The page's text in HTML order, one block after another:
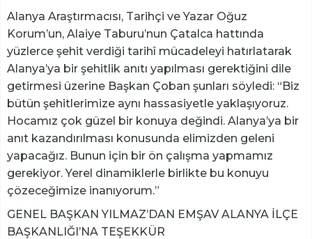
Alanya Araştırmacısı, Tarihçi ve Yazar Oğuz
Korum’un, Alaiye Taburu’nun Çatalca hattında
yüzlerce şehit verdiği tarihî mücadeleyi hatırlatarak
Alanya’ya bir şehitlik anıtı yapılması gerektiğini dile
getirmesi üzerine Başkan Çoban şunları söyledi: “Biz
bütün şehitlerimize aynı hassasiyetle yaklaşıyoruz.
Hocamız çok güzel bir konuya değindi. Alanya’ya bir
anıt kazandırılması konusunda elimizden geleni
yapacağız. Bunun için bir ön çalışma yapmamız
gerekiyor. Yerel dinamiklerle birlikte bu konuyu
çözeceğimize inanıyorum.”
GENEL BAŞKAN YILMAZ’DAN EMŞAV ALANYA İLÇE
BAŞKANLIĞI’NA TEŞEKKÜR